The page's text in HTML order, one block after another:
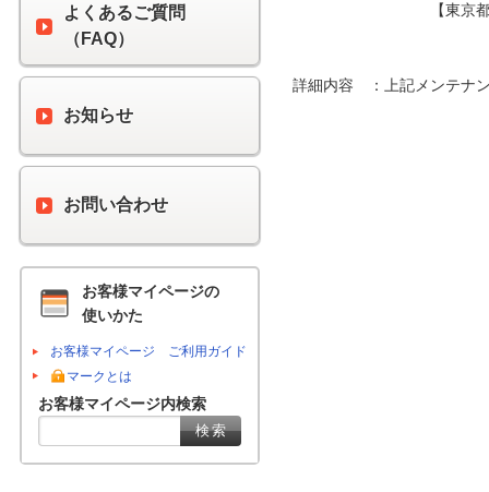
【東京都】
詳細内容　：上記メンテナ
よくあるご質問
（FAQ）
お知らせ
お問い合わせ
お客様マイページの
使いかた
お客様マイページ ご利用ガイド
マークとは
お客様マイページ内検索